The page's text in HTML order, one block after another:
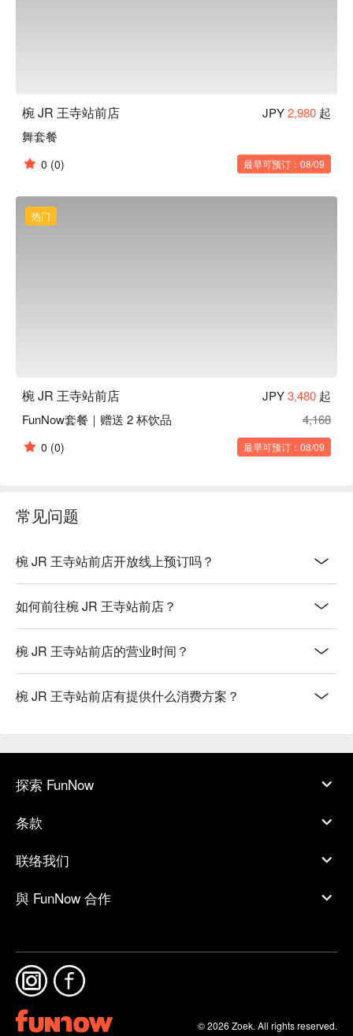
椀 JR 王寺站前店 JPY2,980 起
舞套餐
0 (0) 最早可预订：08/09
热门
椀 JR 王寺站前店 JPY3,480 起
FunNow套餐｜赠送 2 杯饮品
4,168
0 (0) 最早可预订：08/09
常见问题
椀 JR 王寺站前店开放线上预订吗？
如何前往椀 JR 王寺站前店？
椀 JR 王寺站前店的营业时间？
椀 JR 王寺站前店有提供什么消费方案？
探索 FunNow
条款
联络我们
與 FunNow 合作
© 2026 Zoek. All rights reserved.